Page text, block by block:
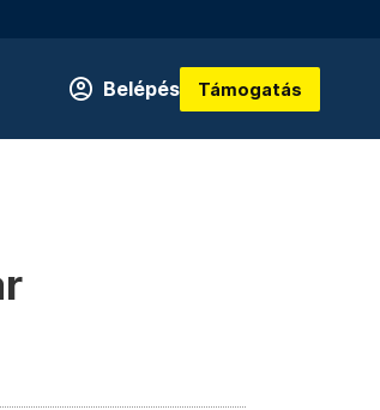
Belépés Támogatás